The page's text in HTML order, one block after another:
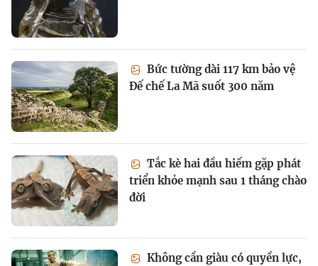
Bức tường dài 117 km bảo vệ
Đế chế La Mã suốt 300 năm
Tắc kè hai đầu hiếm gặp phát
triển khỏe mạnh sau 1 tháng chào
đời
Không cần giàu có quyền lực,